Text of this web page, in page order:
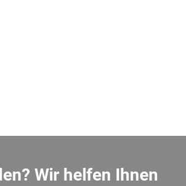
Wir helfen Ihnen